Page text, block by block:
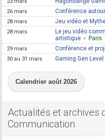
26 mars Conférence
28 mars Jeu vidéo et
28 mars
Le jeu vidéo
artistique
Paris
29 mars Conférence et
30 au 31 mars Gaming Gen Level
Calendrier août 2026
Actualités et archives
Communication